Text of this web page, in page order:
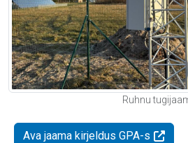
Ruhnu
Ava jaama kirjeldus GPA-s